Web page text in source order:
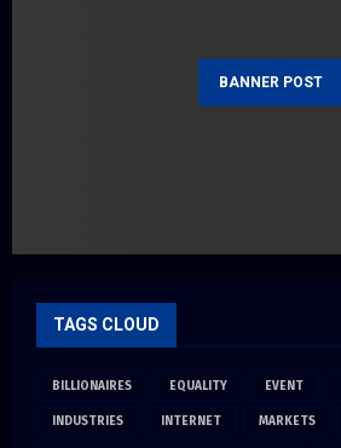
BANNER POST
TAGS CLOUD
BILLIONAIRES EQUALITY EVENT
INDUSTRIES INTERNET MARKETS